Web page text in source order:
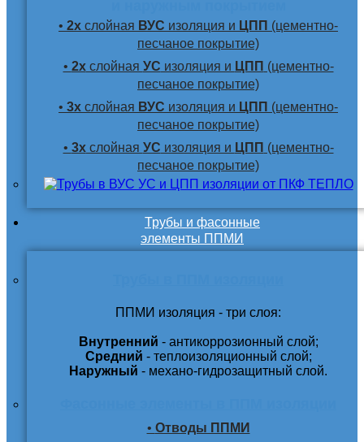
• 2х слойная ВУС изоляция и ЦПП (цементно-
песчаное покрытие)
• 2хслойная УС изоляция и ЦПП (цементно-
песчаное покрытие)
• 3х слойная ВУС изоляция и ЦПП (цементно-
песчаное покрытие)
• 3хслойная УС изоляция и ЦПП (цементно-
песчаное покрытие)
Трубы и фасонные
элементы ППМИ
ППМИ изоляция - три слоя:
Внутренний - антикоррозионный слой;
Средний - теплоизоляционный слой;
Наружный - механо-гидрозащитный слой.
• Отводы ППМИ